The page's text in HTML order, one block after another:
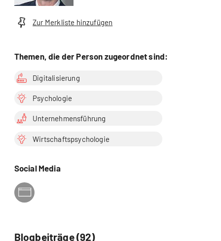
Zur Merkliste hinzufügen
Themen, die der Person zugeordnet sind:
Digitalisierung
Psychologie
Unternehmensführung
Wirtschaftspsychologie
Social Media
Blogbeiträge (92)